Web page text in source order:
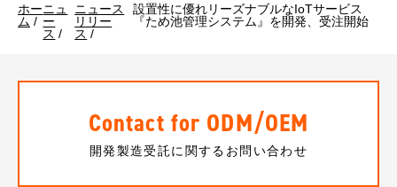
ホー
ム /
ニュ
ー
ス /
ニュース
リリー
ス /
設置性に優れリーズナブルなIoTサービス
『ため池管理システム』を開発、受注開始
Contact for ODM/OEM
開発製造受託に関するお問い合わせ